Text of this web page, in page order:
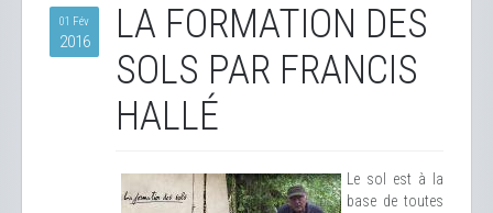
01 Fév
2016
LA FORMATION DES
SOLS PAR FRANCIS
HALLÉ
Le sol est à la
base de toutes